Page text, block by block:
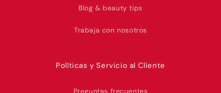
Blog & beauty tips
Trabaja con nosotros
Políticas y Servicio al Cliente
Preguntas frecuentes